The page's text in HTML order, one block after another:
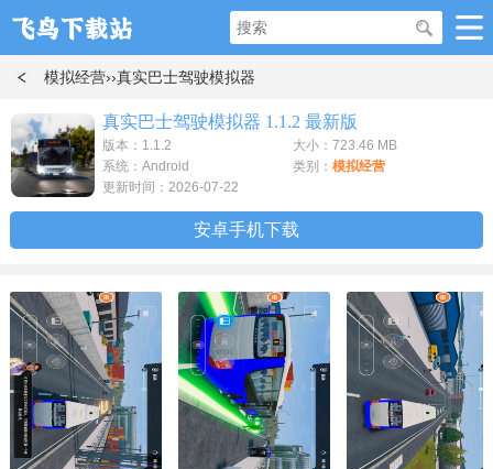
模拟经营››真实巴士驾驶模拟器
真实巴士驾驶模拟器 1.1.2 最新版
版本：1.1.2
大小：723.46 MB
系统：Android
类别： 模拟经营
更新时间：2026-07-22
安卓手机下载